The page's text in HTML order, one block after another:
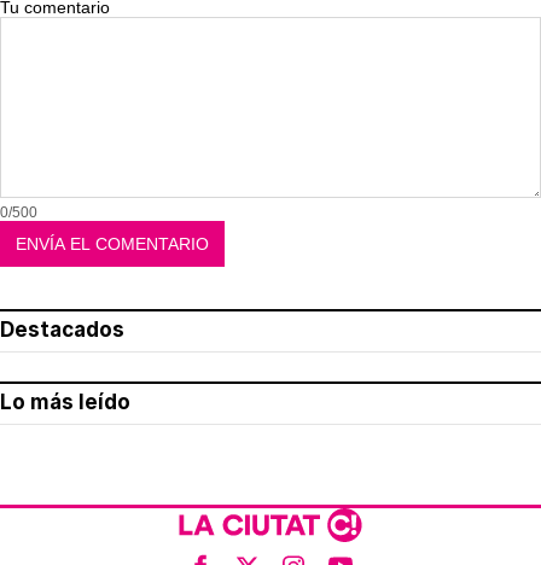
Tu comentario
0/500
Destacados
Lo más leído